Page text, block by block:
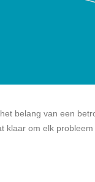
belang van een
om elk